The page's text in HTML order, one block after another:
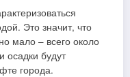
Это значит, что
мало – всего около
осадки будут
города.